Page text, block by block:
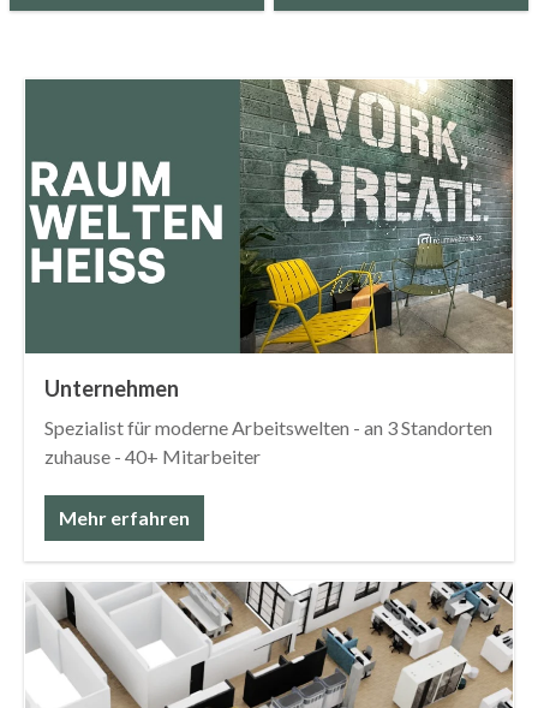
Unternehmen
Spezialist für moderne Arbeitswelten - an 3 Standorten
zuhause - 40+ Mitarbeiter
Mehr erfahren